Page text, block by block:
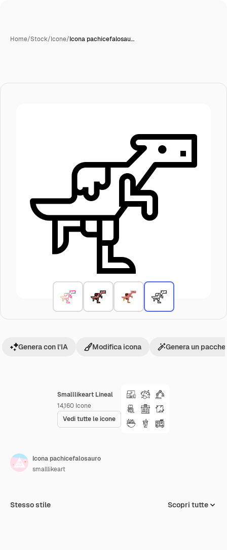
Home/Stock/Icone/Icona pachicefalosau…
Smalllikeart Lineal
14,160 Icone
Vedi tutte le icone
Genera con l'IA Modifica icona Genera un
Icona pachicefalosauro
smalllikeart
Stesso stile Scopri tutte